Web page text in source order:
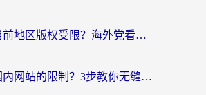
央视影音当前地区版权受限？海外党看国内剧、追电视台的终极解决方案
海外访问国内网站的限制？3步教你无缝解锁国内资源（附实测最优工具）